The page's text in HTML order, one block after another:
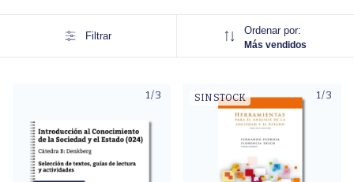
Filtrar Ordenar por:
Más vendidos
1/3 1/3
SIN STOCK